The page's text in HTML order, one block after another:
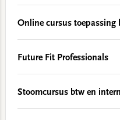
Online cursus toepassing
Future Fit Professionals
Stoomcursus btw en